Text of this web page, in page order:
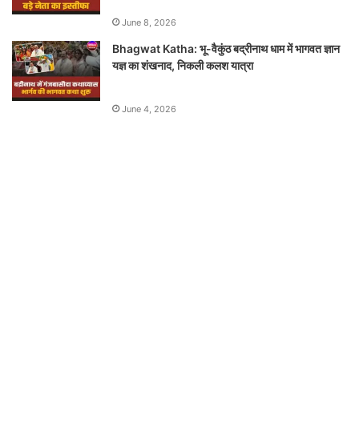
June 8, 2026
Bhagwat Katha: भू-वैकुंठ बद्रीनाथ धाम में भागवत ज्ञान
यज्ञ का शंखनाद, निकली कलश यात्रा
June 4, 2026